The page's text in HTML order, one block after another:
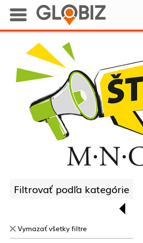
Filtrovať podľa kategórie
Vymazať všetky filtre